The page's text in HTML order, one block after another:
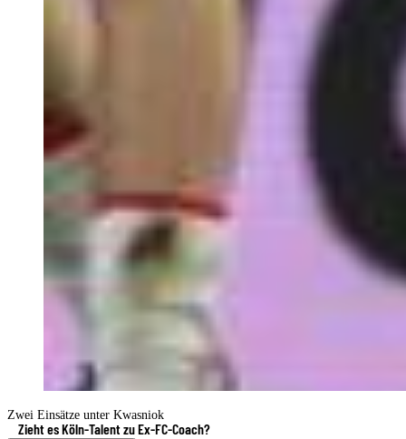
Zwei Einsätze unter Kwasniok
Zieht es Köln-Talent zu Ex-FC-Coach?